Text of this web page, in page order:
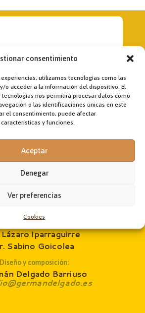
consentimiento
utilizamos tecnologías como las
o acceder a la información del dispositivo. El
nos permitirá procesar datos como
o las identificaciones únicas en este
el consentimiento, puede afectar
y funciones.
Aceptar
Denegar
Ver preferencias
Cookies
Dirección:
Fr. Jon Korta
Ruiz de Zárate
José Ángel Laka
Iparraguirre
Sabino Goicolea
Diseño y composición:
Delgado Barriuso